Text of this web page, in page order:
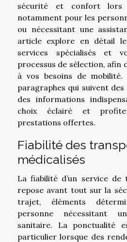
sécurité et confort lors
notamment pour les
ou nécessitant une
article explore en détail
services spécialisés et
processus de sélection, afin
à vos besoins de mobilité.
paragraphes qui suivent
des informations
choix éclairé et
prestations offertes.
Fiabilité des
médicalisés
La fiabilité d’un service de
repose avant tout sur la
trajet, éléments
personne nécessitant
sanitaire. La ponctualité
particulier lorsque des